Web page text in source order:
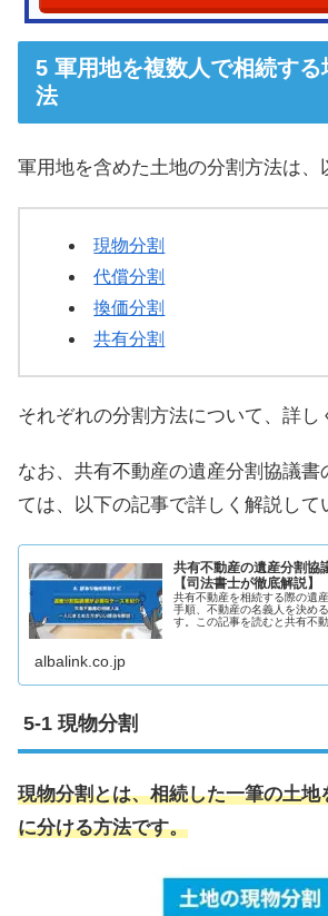
軍用地を複数人で相続す
法
軍用地を含めた土地の分割方法は、
現物分割
代償分割
換価分割
共有分割
それぞれの分割方法について、詳し
なお、共有不動産の遺産分割協議書
ては、以下の記事で詳しく解説して
共有不動産の遺産分割協
【司法書士が徹底解説】
共有不動産を相続する際の遺
手順、不動産の名義人を決め
す。この記事を読むと共有不
albalink.co.jp
現物分割
現物分割とは、相続した一筆の土地
に分ける方法です。